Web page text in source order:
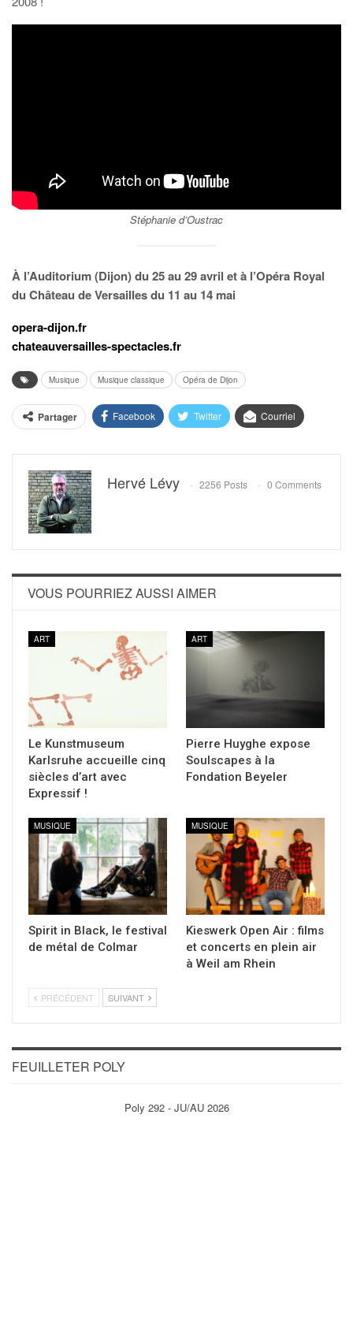
Stéphanie d’Oustrac
À l’Auditorium (Dijon) du 25 au 29 avril et à l’Opéra Royal
du Château de Versailles du 11 au 14 mai
opera-dijon.fr
chateauversailles-spectacles.fr
Musique Musique classique Opéra de Dijon
Partager Facebook Twitter Courriel
Hervé Lévy 2256 Posts 0 Comments
VOUS POURRIEZ AUSSI AIMER
ART
Le Kunstmuseum
Karlsruhe accueille cinq
siècles d’art avec
Expressif !
ART
Pierre Huyghe expose
Soulscapes à la
Fondation Beyeler
MUSIQUE
Spirit in Black, le festival
de métal de Colmar
MUSIQUE
Kieswerk Open Air : films
et concerts en plein air
à Weil am Rhein
PRÉCÉDENT SUIVANT
FEUILLETER POLY
Poly 292 - JU/AU 2026